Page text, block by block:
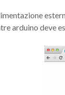
arduino deve